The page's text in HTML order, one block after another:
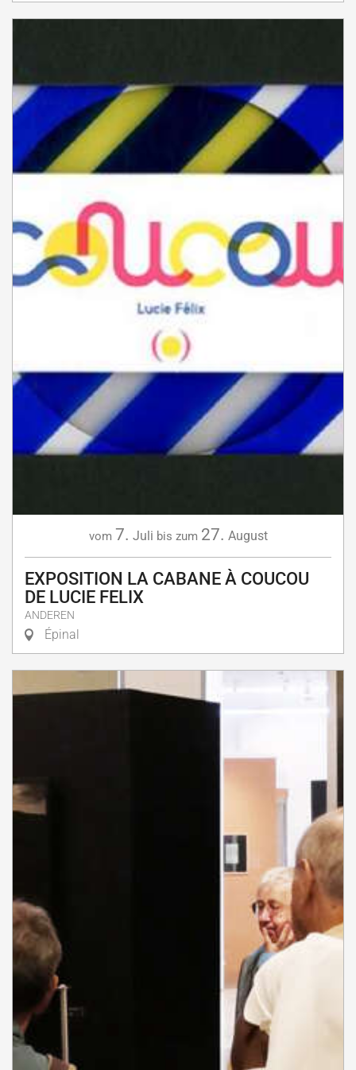
vom 7. Juli bis zum 27. August
EXPOSITION LA CABANE À COUCOU
DE LUCIE FELIX
ANDEREN
Épinal